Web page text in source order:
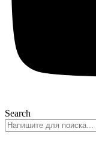
Search